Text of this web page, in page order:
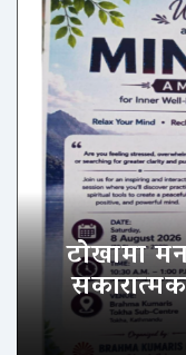
टोखामा